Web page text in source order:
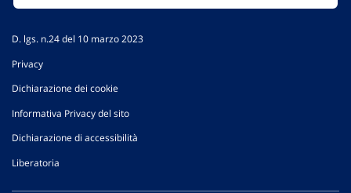
D. lgs. n.24 del 10 marzo 2023
Privacy
Dichiarazione dei cookie
Informativa Privacy del sito
Dichiarazione di accessibilità
Liberatoria